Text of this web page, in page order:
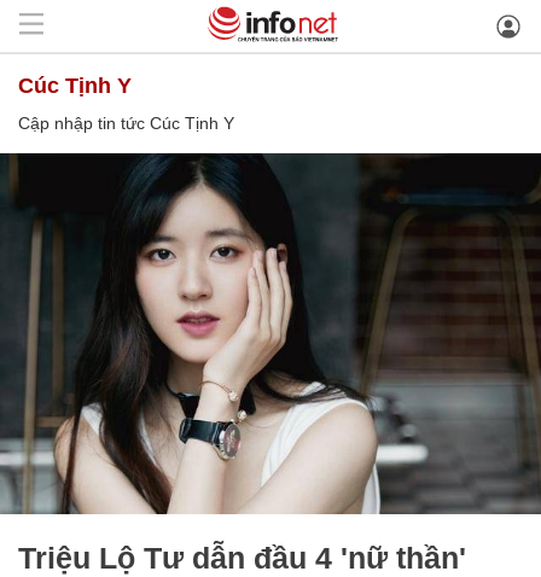
Cúc Tịnh Y
Cập nhập tin tức Cúc Tịnh Y
Triệu Lộ Tư dẫn đầu 4 'nữ thần'